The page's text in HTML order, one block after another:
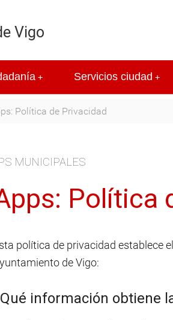
Vigo
+ +
Servicios ciudad
Política de Privacidad
MUNICIPALES
Política
política de privacidad establece
de Vigo:
información obtiene